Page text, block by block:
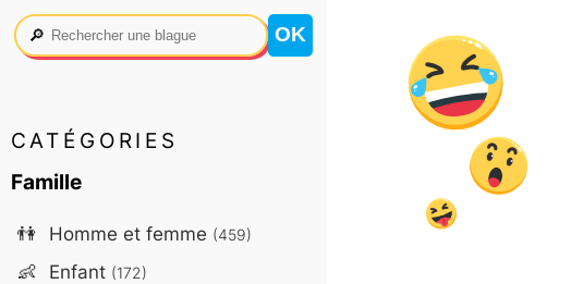
🔎
CATÉGORIES
Famille
👫 Homme et femme (459)
👶 Enfant (172)